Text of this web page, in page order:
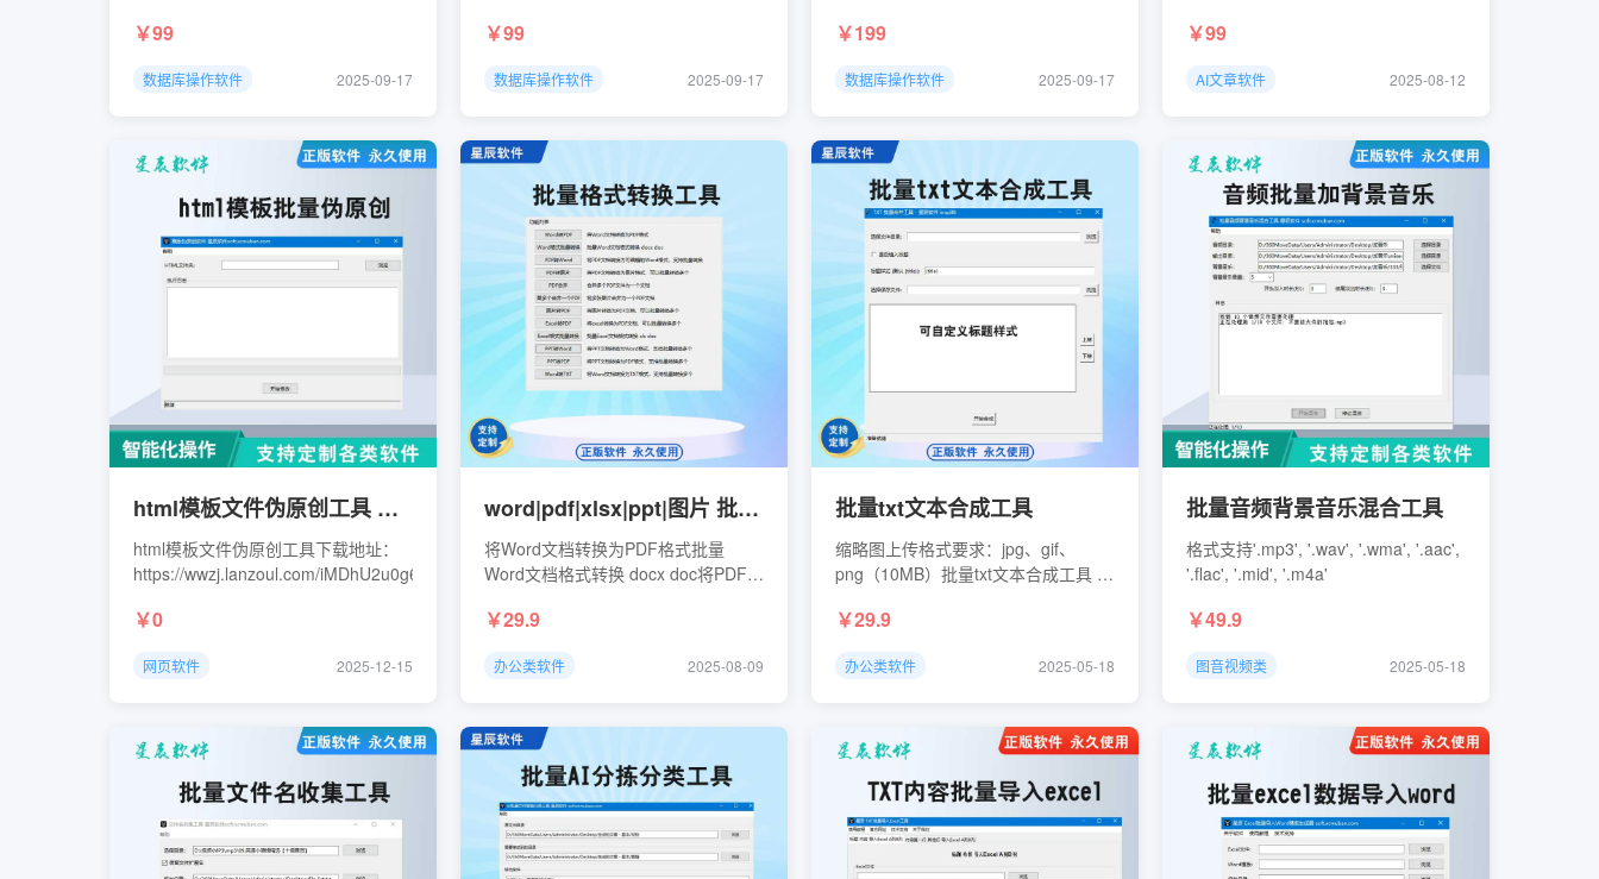
99
数据库操作软件 2025-09-17
99
数据库操作软件 2025-09-17
199
数据库操作软件 2025-09-17
动切换其他key
99
AI文章软件 2025-08-12
html模板文件伪原创工具 解决模板结构相似度高的问题
html模板文件伪原创工具下载地址：
https://wwzj.lanzoul.com/iMDhU2u0g6wh
0
网页软件 2025-12-15
word|pdf|xlsx|ppt|图片 批量格式转换工具
将Word文档转换为PDF格式批量
Word文档格式转换 docx doc将PDF文
量转换将PDF文档转换为图片格式，
为一个文档将多
29.9
办公类软件 2025-08-09
批量txt文本合成工具
缩略图上传格式要求：jpg、gif、
png（10MB）批量txt文本合成工具 多
29.9
办公类软件 2025-05-18
批量音频背景音乐混合工具
格式支持'.mp3', '.wav', '.wma', '.aac',
'.flac', '.mid', '.m4a'
49.9
图音视频类 2025-05-18